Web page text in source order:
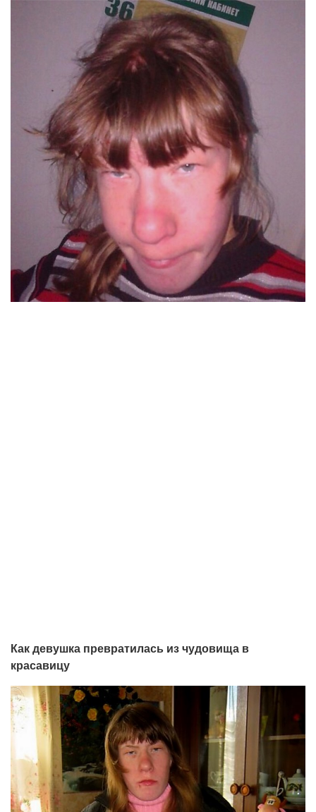
Как девушка превратилась из чудовища в
красавицу